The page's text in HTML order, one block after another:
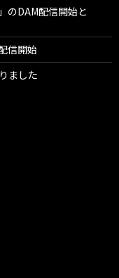
のDAM配信開始と
信開始
ました